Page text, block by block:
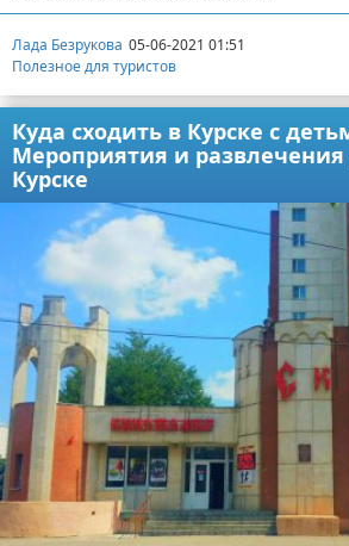
Лада Безрукова 05-06-2021 01:51
Полезное для туристов
Куда сходить в Курске с
Мероприятия и
Курске